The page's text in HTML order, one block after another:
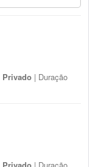
Privado | Duração